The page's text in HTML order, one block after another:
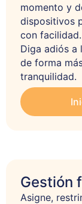
momento y
dispositivos
con facilidad.
Diga adiós a
de forma
tranquilidad.
Gestión
Asigne,